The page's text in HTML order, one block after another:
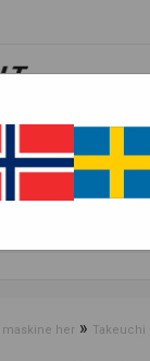
her » Takeuchi